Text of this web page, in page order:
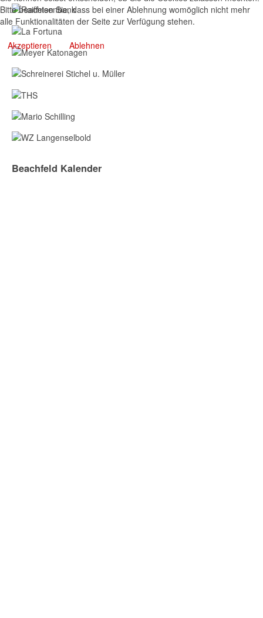
Beachfeld Kalender
Bitte beachten Sie, dass bei einer Ablehnung womöglich nicht mehr
alle Funktionalitäten der Seite zur Verfügung stehen.
Akzeptieren Ablehnen